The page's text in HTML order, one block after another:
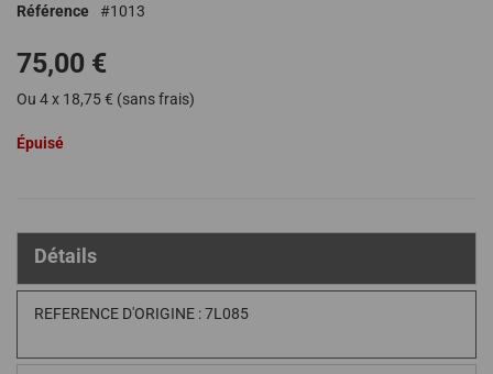
de
Galerie
Référence 1013
75,00 €
Ou 4 x 18,75 € (sans frais)
Épuisé
Détails
REFERENCE D'ORIGINE : 7L085